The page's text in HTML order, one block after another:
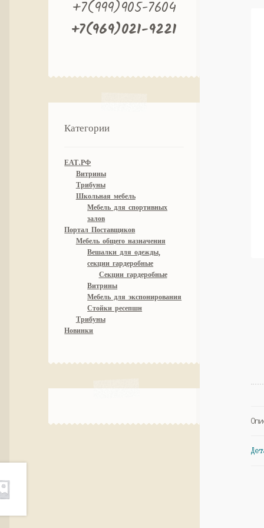
+7(999)905-7604
+7(969)021-9221
Категории
ЕАТ.РФ
Витрины
Трибуны
Школьная мебель
Мебель для спортивных
залов
Портал Поставщиков
Мебель общего назначения
Вешалки для одежды,
секции гардеробные
Секции гардеробные
Витрины
Мебель для экспонирования
Стойки ресепшн
Трибуны
Новинки